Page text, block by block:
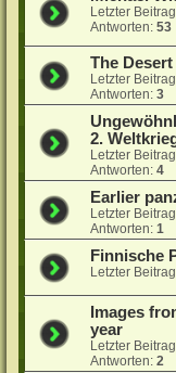
Letzter
Antworten:53
The
Letzter
Antworten:3
2.
Letzter
Antworten:4
Earlier
Letzter
Antworten:1
Finnische
Letzter
Images
year
Letzter
Antworten:2